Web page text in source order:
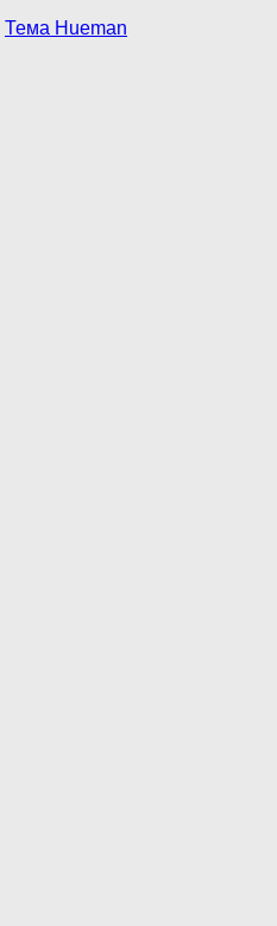
Тема Hueman